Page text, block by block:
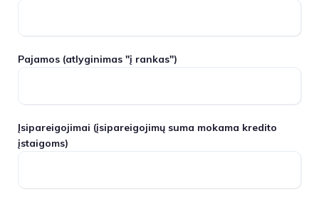
Pajamos (atlyginimas "į rankas")
Įsipareigojimai (įsipareigojimų suma mokama kredito
įstaigoms)